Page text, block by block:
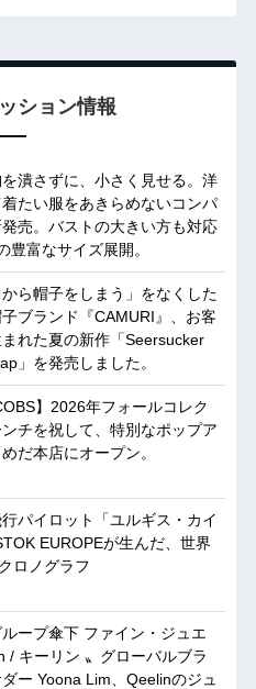
ション情報
を潰さずに、小さく見せる。洋
たい服をあきらめないコンパ
売。バストの大きい方も対応
豊富なサイズ展開。
から帽子をしまう」をなくした
ブランド『CAMURI』、お客
れた夏の新作「Seersucker
」を発売しました。
】2026年フォールコレク
チを祝して、特別なポップア
だ本店にオープン。
パイロット「ユルギス・カイ
EUROPEが生んだ、世界
ロノグラフ
ープ傘下 ファイン・ジュエ
/ キーリン 〟グローバルブラ
ー Yoona Lim、Qeelinのジュ